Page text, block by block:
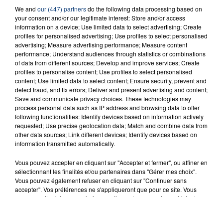
23 juillet 2026
INCENDIE MORTEL À LENS : UNE FEMME ET
SON BÉBÉ ENTRE LA VIE ET LA...
Un homme s'est immolé par le feu après avoir
aspergé sa compagne et leur bébé de trois mois
d'un liquide inflammable.
20 juillet 2026
UNE ADOLESCENTE DEVANT SE FAIRE
OPÉRER DE LA CHEVILLE RESSORT DE LA...
We and our (447) partnersdo the following data processing based on
your consent and/or our legitimate interest: Store and/or access
information on a device; Use limited data to select advertising; Create
profiles for personalised advertising; Use profiles to select personalised
advertising; Measure advertising performance; Measure content
performance; Understand audiences through statistics or combinations
of data from different sources; Develop and improve services; Create
profiles to personalise content; Use profiles to select personalised
content; Use limited data to select content; Ensure security, prevent and
detect fraud, and fix errors; Deliver and present advertising and content;
Save and communicate privacy choices. These technologies may
process personal data such as IP address and browsing data to offer
following functionalities: Identify devices based on information actively
requested; Use precise geolocation data; Match and combine data from
other data sources; Link different devices; Identify devices based on
information transmitted automatically.
Vous pouvez accepter en cliquant sur "Accepter et fermer", ou affiner en
sélectionnant les finalités et/ou partenaires dans "Gérer mes choix".
Vous pouvez également refuser en cliquant sur "Continuer sans
accepter". Vos préférences ne s'appliqueront que pour ce site. Vous